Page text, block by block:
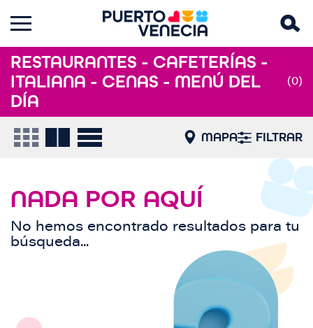
RESTAURANTES - CAFETERÍAS -
ITALIANA - CENAS - MENÚ DEL
DÍA
(0)
MAPA FILTRAR
NADA POR AQUÍ
No hemos encontrado resultados para tu
búsqueda...